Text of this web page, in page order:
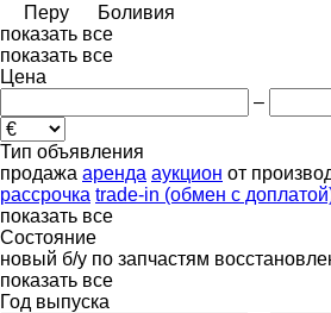
Перу
Боливия
показать все
показать все
Цена
–
Тип объявления
продажа аренда аукцион от
рассрочка trade-in (обмен с
показать все
Состояние
новый б/у по запчастям
показать все
Год выпуска